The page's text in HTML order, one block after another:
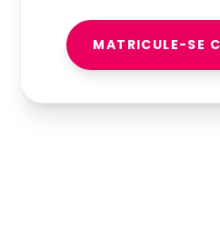
MATRICULE-SE